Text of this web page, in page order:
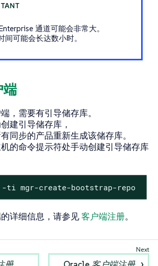
通道可能会非常大。
间可能会长达数小时。
端
，需要有引导储存库。
建引导储存库，
同步的产品重新生成该储存库。
的命令提示符处手动创建引导储存库
ti mgr-create-bootstrap-repo
详细信息，请参见客户端注册。